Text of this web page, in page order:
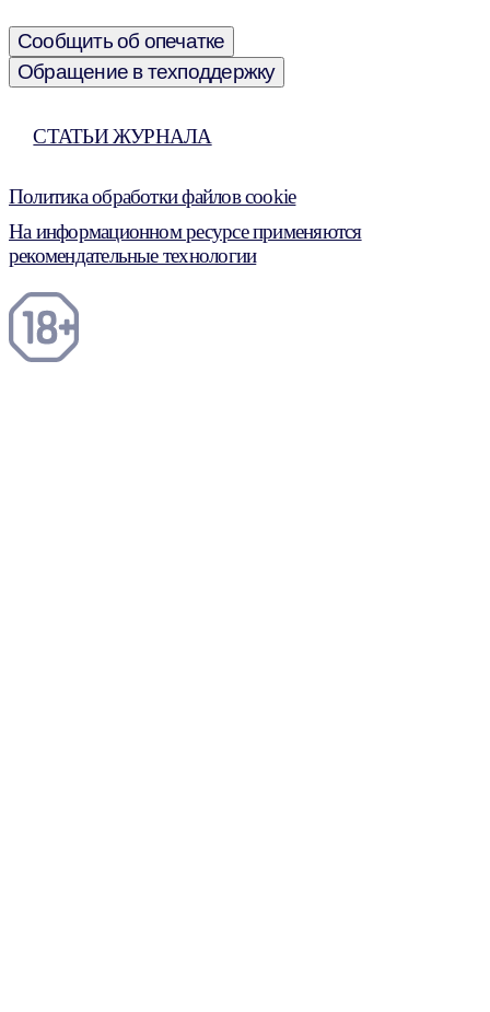
Сообщить об опечатке
Обращение в техподдержку
СТАТЬИ ЖУРНАЛА
Политика обработки файлов cookie
На информационном ресурсе применяются
рекомендательные технологии